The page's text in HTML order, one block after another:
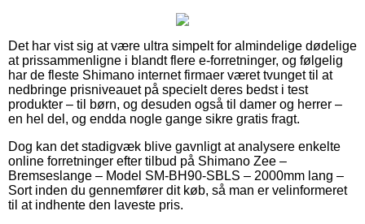
Det har vist sig at være ultra simpelt for almindelige dødelige
at prissammenligne i blandt flere e-forretninger, og følgelig
har de fleste Shimano internet firmaer været tvunget til at
nedbringe prisniveauet på specielt deres bedst i test
produkter – til børn, og desuden også til damer og herrer –
en hel del, og endda nogle gange sikre gratis fragt.
Dog kan det stadigvæk blive gavnligt at analysere enkelte
online forretninger efter tilbud på Shimano Zee –
Bremseslange – Model SM-BH90-SBLS – 2000mm lang –
Sort inden du gennemfører dit køb, så man er velinformeret
til at indhente den laveste pris.